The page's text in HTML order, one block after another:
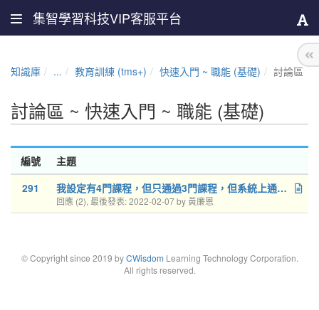
集智學習科技VIP客服平台
知識庫 ... 教育訓練 (tms+) 快速入門 ~ 職能 (基礎) 討論區
討論區 ~ 快速入門 ~ 職能 (基礎)
編號
主題
291
我設定有4門課程，但只通過3門課程，但系統上通過率是100%，有誤差? 謝謝
回應 (2), 最後發表: 2022-02-07 by 黃廉恩
© Copyright since 2019 byCWisdomLearning Technology Corporation.
All rights reserved.